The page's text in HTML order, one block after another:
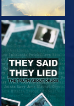
観る